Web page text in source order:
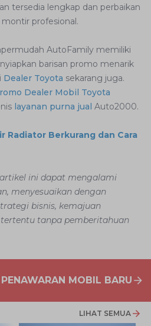
tersedia lengkap dan perbaikan
profesional.
AutoFamily memiliki
barisan promo menarik
Dealer Toyota sekarang juga.
Dealer Mobil Toyota
layanan purna jual Auto2000.
Radiator Berkurang dan Cara
ini dapat mengalami
menyesuaikan dengan
bisnis, kemajuan
tanpa pemberitahuan
PENAWARAN MOBIL BARU
LIHAT SEMUA